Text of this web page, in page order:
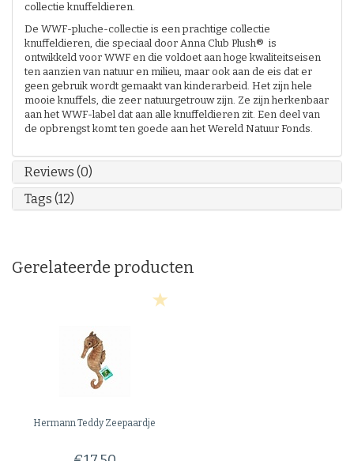
collectie knuffeldieren.
De WWF-pluche-collectie is een prachtige collectie
knuffeldieren, die speciaal door Anna Club Plush® is
ontwikkeld voor WWF en die voldoet aan hoge kwaliteitseisen
ten aanzien van natuur en milieu, maar ook aan de eis dat er
geen gebruik wordt gemaakt van kinderarbeid. Het zijn hele
mooie knuffels, die zeer natuurgetrouw zijn. Ze zijn herkenbaar
aan het WWF-label dat aan alle knuffeldieren zit. Een deel van
de opbrengst komt ten goede aan het Wereld Natuur Fonds.
Reviews (0)
Tags (12)
Gerelateerde producten
Hermann TeddyZeepaardje